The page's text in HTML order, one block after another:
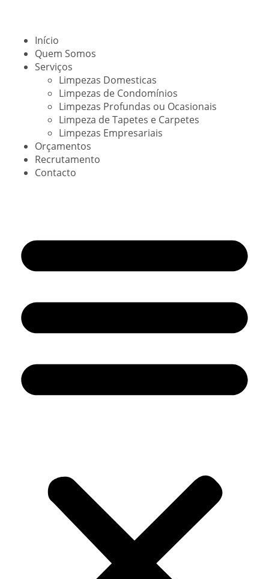
Início
Quem Somos
Serviços
Limpezas Domesticas
Limpezas de Condomínios
Limpezas Profundas ou Ocasionais
Limpeza de Tapetes e Carpetes
Limpezas Empresariais
Orçamentos
Recrutamento
Contacto